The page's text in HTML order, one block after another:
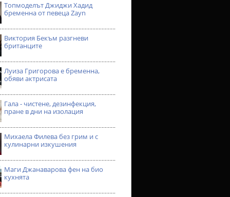
Топмоделът Джиджи Хадид
бременна от певеца Zayn
Виктория Бекъм разгневи
британците
Луиза Григорова е бременна,
обяви актрисата
Гала - чистене, дезинфекция,
пране в дни на изолация
Михаела Филева без грим и с
кулинарни изкушения
Маги Джанаварова фен на био
кухнята